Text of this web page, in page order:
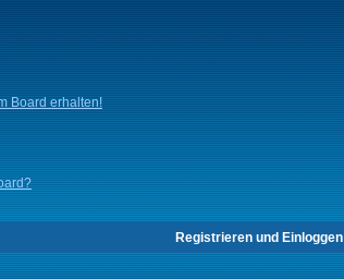
Board erhalten!
Registrieren und Einloggen